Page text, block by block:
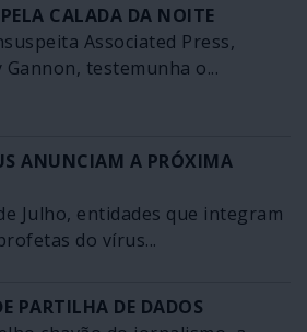
CALADA DA NOITE
Associated Press,
testemunha o...
ANUNCIAM A PRÓXIMA
Julho, entidades que integram
do vírus...
PARTILHA DE DADOS